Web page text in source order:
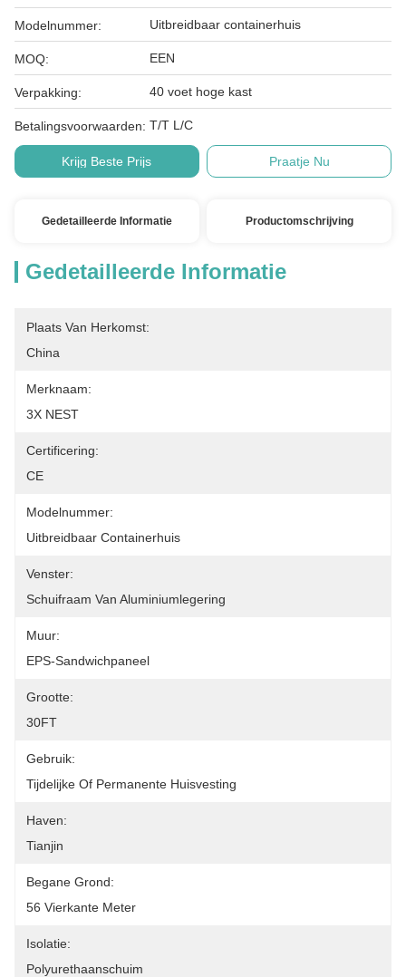
Modelnummer: Uitbreidbaar containerhuis
MOQ: EEN
Verpakking: 40 voet hoge kast
Betalingsvoorwaarden: T/T L/C
Krijg Beste Prijs Praatje Nu
Gedetailleerde Informatie Productomschrijving
Gedetailleerde Informatie
Plaats Van Herkomst:
China
Merknaam:
3X NEST
Certificering:
CE
Modelnummer:
Uitbreidbaar Containerhuis
Venster:
Schuifraam Van Aluminiumlegering
Muur:
EPS-Sandwichpaneel
Grootte:
30FT
Gebruik:
Tijdelijke Of Permanente Huisvesting
Haven:
Tianjin
Begane Grond:
56 Vierkante Meter
Isolatie:
Polyurethaanschuim